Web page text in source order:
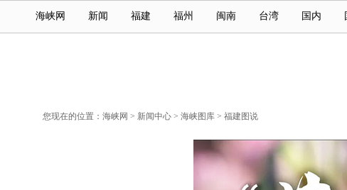
海峡网 新闻 福建 福州 闽南 台湾 国内
您现在的位置： 海峡网 > 新闻中心 > 海峡图库 > 福建图说